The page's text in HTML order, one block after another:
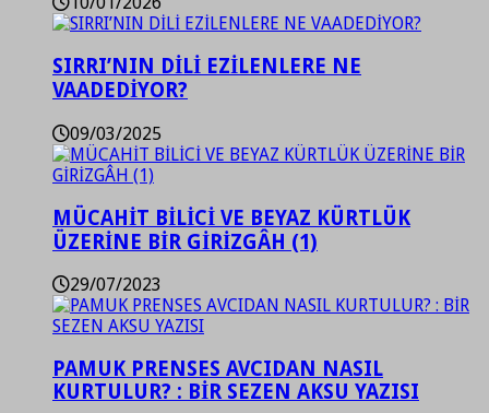
SIRRI’NIN DİLİ EZİLENLERE NE
VAADEDİYOR?
09/03/2025
MÜCAHİT BİLİCİ VE BEYAZ KÜRTLÜK
ÜZERİNE BİR GİRİZGÂH (1)
29/07/2023
PAMUK PRENSES AVCIDAN NASIL
KURTULUR? : BİR SEZEN AKSU YAZISI